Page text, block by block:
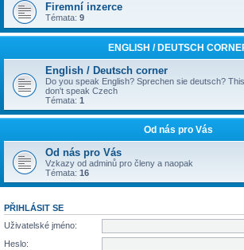
Firemní inzerce
Témata: 9
ENGLISH / DEUTSCH
English / Deutsch corner
Do you speak English? Sprechen sie deutsch?
don't speak Czech
Témata: 1
Od nás pro Vás
Od nás pro Vás
Vzkazy od adminů pro členy a naopak
Témata: 16
PŘIHLÁSIT SE
Uživatelské jméno:
Heslo: